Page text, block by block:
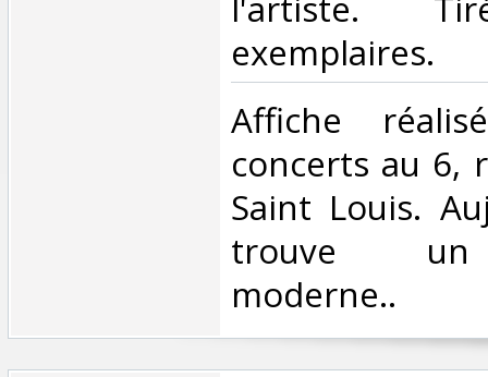
exemplaires.‎
‎Affiche
concerts au 6,
Saint Louis.
trouve un
moderne.. ‎